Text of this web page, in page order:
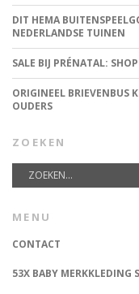
DIT HEMA
NEDERLANDSE TUINEN
SALE BIJ PRÉNATAL:
ORIGINEEL BRIEVENBUS
OUDERS
ZOEKEN
MENU
CONTACT
53X BABY MERKKLEDING